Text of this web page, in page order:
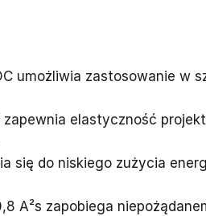
umożliwia zastosowanie w
elastyczność
się do niskiego zużycia
A²s zapobiega